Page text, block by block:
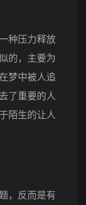
种压力释放
的，主要为
梦中被人追
了重要的人
陌生的让人
，反而是有